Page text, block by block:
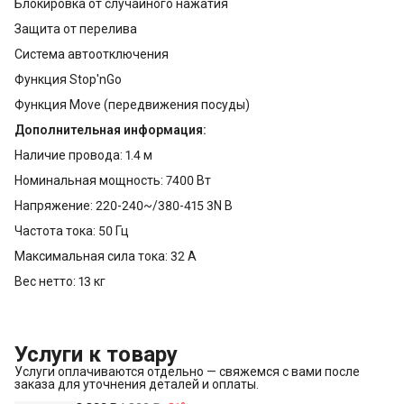
Блокировка от случайного нажатия
Защита от перелива
Система автоотключения
Функция Stop'nGo
Функция Move (передвижения посуды)
Дополнительная информация:
Наличие провода: 1.4 м
Номинальная мощность: 7400 Вт
Напряжение: 220-240~/380-415 3N В
Частота тока: 50 Гц
Максимальная сила тока: 32 А
Вес нетто: 13 кг
Услуги к товару
Услуги оплачиваются отдельно — свяжемся с вами после
заказа для уточнения деталей и оплаты.